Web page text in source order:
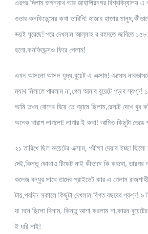
এরপর দিলাম জগন্নাথ আর জাহাঙ্গীরনগর বিশ্ববিদ্যালয়
ওভার কনফিডেন্সের কথা ভাবিনি! হাজার হাজার
ভয়ই ঘুরেছে! পরে দেখলাম আল্লাহ র রহমতে জাবিতে
হলো,কনফিডেন্সও ফিরে পেলাম!
এখন আসলো আসল যুদ্ধ,বুয়েট এ এক্সাম! এক্সেস
ম্যাথ মিলাতে পারলাম না,গেল আমার বুয়েটে পড়ার স্বপ্ন!
আমি তখন বোনের বিয়ে তে গ্রামে ছিলাম,রেসাল্ট দেখে
অনেক খারাপ লাগলো! লাগার ই কথা! আমিও কিছুটা ভেঙে
২১ তারিখে ছিল রুয়েটের এক্সাম, পরীক্ষা দেয়ার ইচ্ছা
দেই,কিন্তু কোথাও টিকেট নাই কীভাবে কি করবো,
কলেজ বন্ধুর সাথে তাদের প্রাইভেট কার এ গেলাম
টায়,পরদিন সকালে কিছুটা দেখলাম বিগত বছরের প্রশ্ন! ৯
যা মনে ছিলো দিলাম, কিন্তু আশা করলাম না,কারন
ই ধরি নাই!